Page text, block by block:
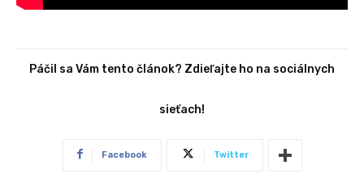
Páčil sa Vám tento článok? Zdieľajte ho na sociálnych
sieťach!
Facebook Twitter